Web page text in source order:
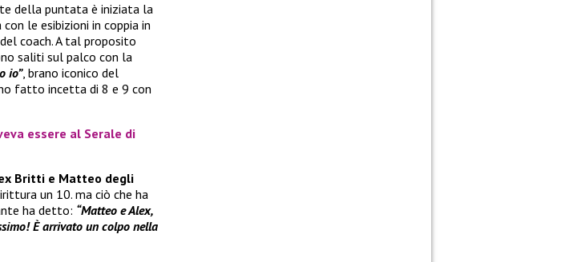
della puntata è iniziata la
le esibizioni in coppia in
coach. A tal proposito
saliti sul palco con la
io”, brano iconico del
fatto incetta di 8 e 9 con
essere al Serale di
Britti e Matteo degli
un 10. ma ciò che ha
ha detto: “Matteo e Alex,
È arrivato un colpo nella